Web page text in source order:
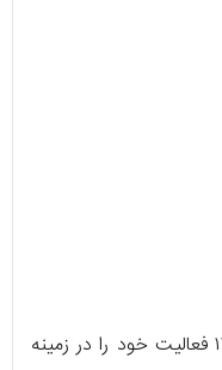
داروخانه آنلاین دارو هوم در سال ۱۳۹۹ فعالیت خود را در زمینه